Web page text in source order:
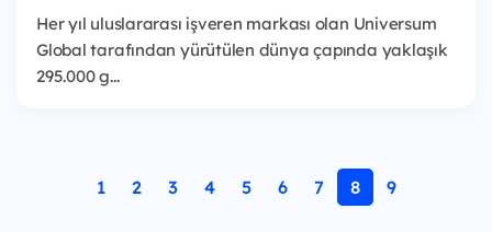
Her yıl uluslararası işveren markası olan Universum
Global tarafından yürütülen dünya çapında yaklaşık
295.000 g...
1 2 3 4 5 6 7 8 9